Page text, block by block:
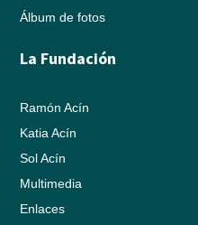
Álbum de fotos
La Fundación
Ramón Acín
Katia Acín
Sol Acín
Multimedia
Enlaces